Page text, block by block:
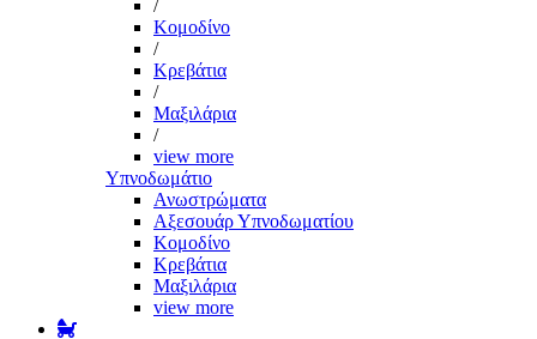
/
Κομοδίνο
/
Κρεβάτια
/
Μαξιλάρια
/
view more
Υπνοδωμάτιο
Ανωστρώματα
Αξεσουάρ Υπνοδωματίου
Κομοδίνο
Κρεβάτια
Μαξιλάρια
view more